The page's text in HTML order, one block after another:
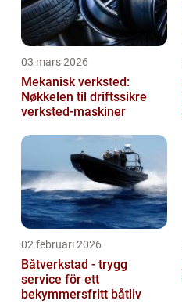
03 mars 2026
Mekanisk verksted:
Nøkkelen til driftssikre
verksted-maskiner
02 februari 2026
Båtverkstad - trygg
service för ett
bekymmersfritt båtliv